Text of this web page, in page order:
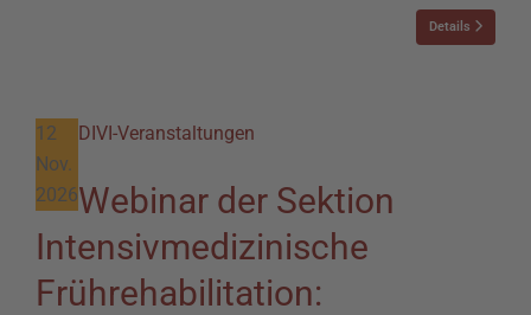
Details
12
Nov.
2026
DIVI-Veranstaltungen
Webinar der Sektion
Intensivmedizinische
Frührehabilitation: